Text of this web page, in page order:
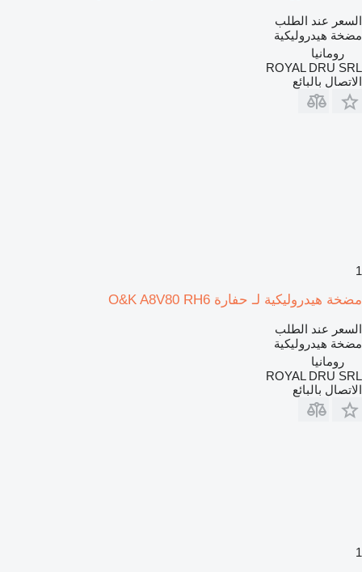
السعر عند الطلب
مضخة هيدروليكية
رومانيا
ROYAL DRU SRL
الاتصال بالبائع
1
مضخة هيدروليكية لـ حفارة O&K A8V80 RH6
السعر عند الطلب
مضخة هيدروليكية
رومانيا
ROYAL DRU SRL
الاتصال بالبائع
1